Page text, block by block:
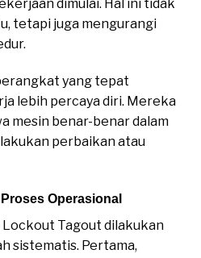
dimulai. Hal ini tidak
tetapi juga mengurangi
yang tepat
lebih percaya diri. Mereka
mesin benar-benar dalam
perbaikan atau
Operasional
Lockout Tagout dilakukan
sistematis. Pertama,